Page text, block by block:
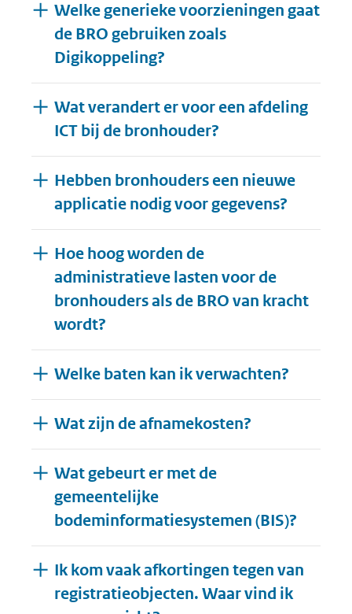
Welke generieke voorzieningen gaat
de BRO gebruiken zoals
Digikoppeling?
Wat verandert er voor een afdeling
ICT bij de bronhouder?
Hebben bronhouders een nieuwe
applicatie nodig voor gegevens?
Hoe hoog worden de
administratieve lasten voor de
bronhouders als de BRO van kracht
wordt?
Welke baten kan ik verwachten?
Wat zijn de afnamekosten?
Wat gebeurt er met de
gemeentelijke
bodeminformatiesystemen (BIS)?
Ik kom vaak afkortingen tegen van
registratieobjecten. Waar vind ik